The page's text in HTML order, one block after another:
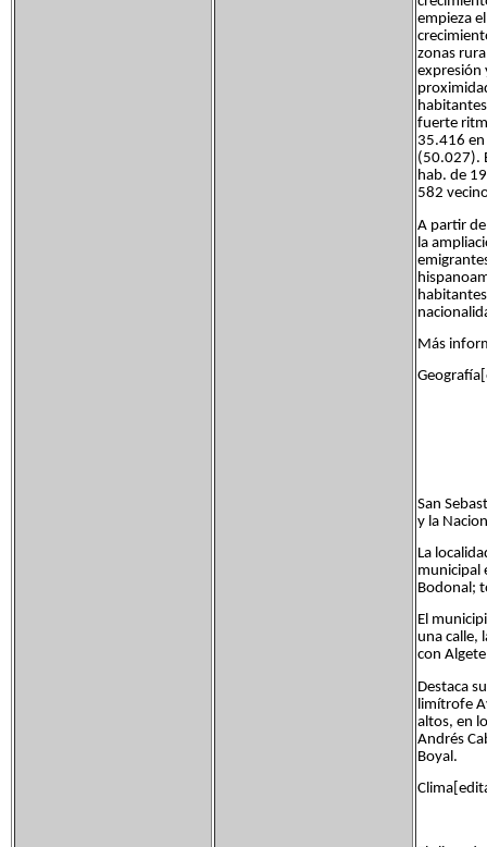
empieza
zonas
expresión
fuerte
35.416 en
(50.027).
hab. de
582
A partir
la
Más
San
y la
La
municipal
Bodonal;
El
una calle,
con
Destaca
limítrofe
altos, en
Andrés
Boyal.